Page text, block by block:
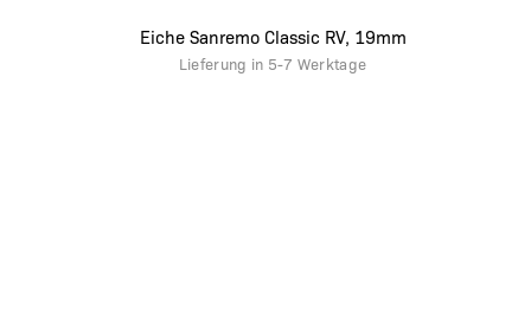
Eiche Sanremo Classic RV, 19mm
Lieferung in 5-7 Werktage